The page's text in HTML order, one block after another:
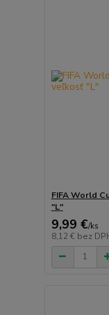
FIFA World
"L"
9,99 €/ks
8,12 € bez